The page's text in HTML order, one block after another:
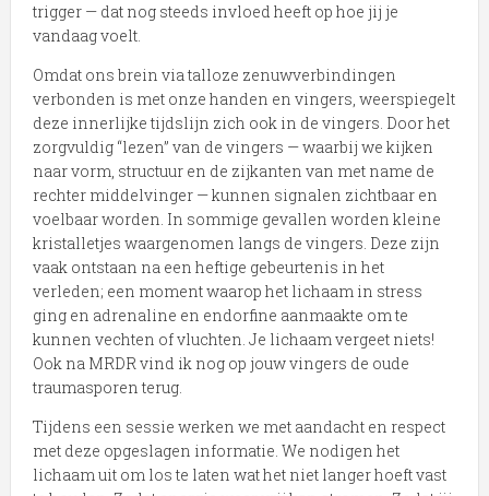
trigger — dat nog steeds invloed heeft op hoe jij je
vandaag voelt.
Omdat ons brein via talloze zenuwverbindingen
verbonden is met onze handen en vingers, weerspiegelt
deze innerlijke tijdslijn zich ook in de vingers. Door het
zorgvuldig “lezen” van de vingers — waarbij we kijken
naar vorm, structuur en de zijkanten van met name de
rechter middelvinger — kunnen signalen zichtbaar en
voelbaar worden. In sommige gevallen worden kleine
kristalletjes waargenomen langs de vingers. Deze zijn
vaak ontstaan na een heftige gebeurtenis in het
verleden; een moment waarop het lichaam in stress
ging en adrenaline en endorfine aanmaakte om te
kunnen vechten of vluchten. Je lichaam vergeet niets!
Ook na MRDR vind ik nog op jouw vingers de oude
traumasporen terug.
Tijdens een sessie werken we met aandacht en respect
met deze opgeslagen informatie. We nodigen het
lichaam uit om los te laten wat het niet langer hoeft vast